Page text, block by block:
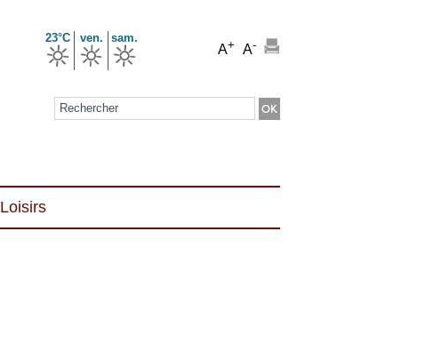
23°C ven. sam.
A+ A-
Formulaire de recherche
Loisirs